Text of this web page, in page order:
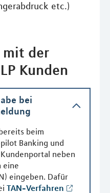
etc.)
mit der
Kunden
bei
beim
Banking und
neben
eine
eingeben. Dafür
TAN-Verfahren